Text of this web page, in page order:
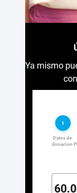
Ya mismo